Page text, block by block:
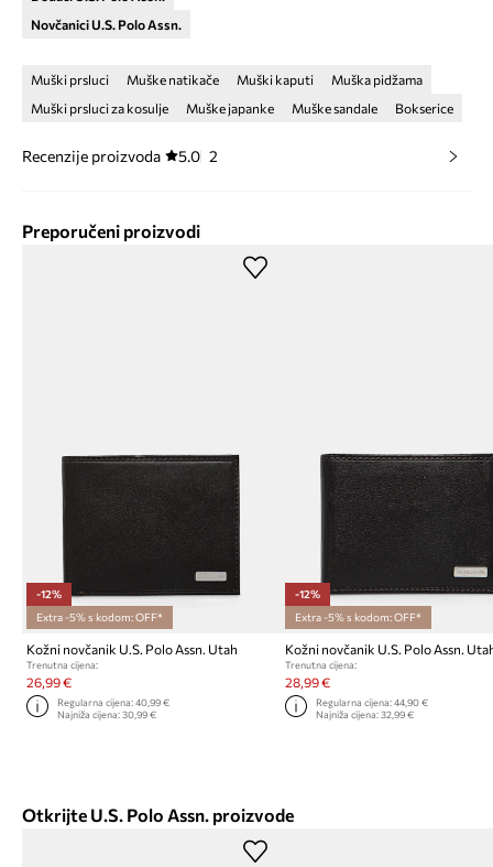
Novčanici U.S. Polo Assn.
Muški prsluci Muške natikače Muški kaputi
Muška pidžama
Muški prsluci za kosulje
Muške japanke Muške sandale Bokserice
Recenzije proizvoda 5.0 2
Preporučeni proizvodi
-12%
Extra -5% s kodom: OFF*
Kožni novčanik U.S. Polo Assn. Utah
Trenutna cijena:
26,99 €
Regularna cijena:40,99 €
Najniža cijena:30,99 €
-12%
Extra -5% s kodom: OFF*
Kožni novčanik U.S. Polo Assn.
Trenutna cijena:
28,99 €
Regularna cijena: 44,90 €
Najniža cijena: 32,99 €
Otkrijte U.S. Polo Assn. proizvode